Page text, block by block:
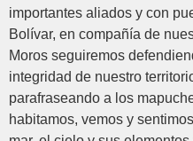
importantes aliados y con
Bolívar, en compañía de
Moros seguiremos
integridad de nuestro
parafraseando a los
habitamos, vemos y